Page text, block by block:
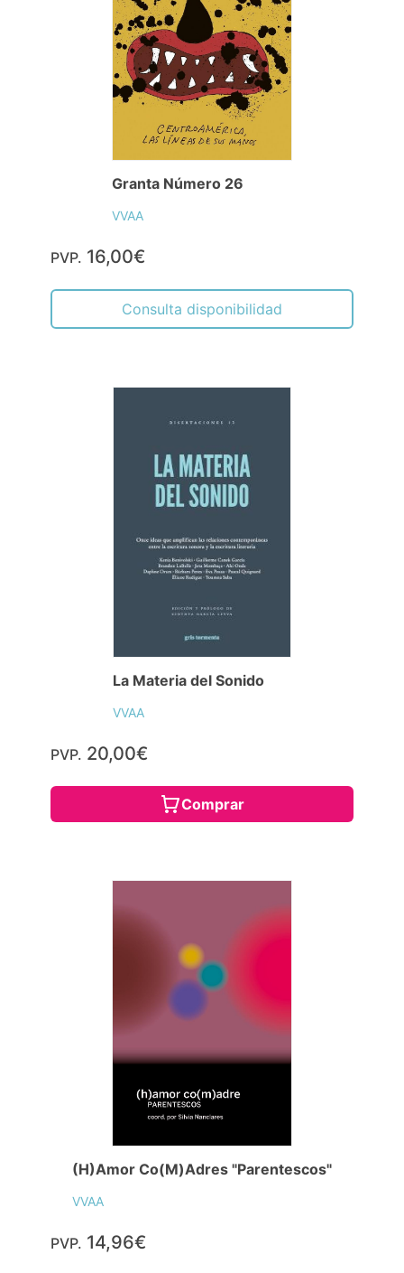
Granta Número 26
VVAA
PVP. 16,00€
Consulta disponibilidad
La Materia del Sonido
VVAA
PVP. 20,00€
Comprar
(H)Amor Co(M)Adres "Parentescos"
VVAA
PVP. 14,96€